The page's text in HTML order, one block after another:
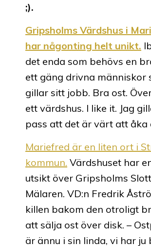
;).
Gripsholms Värdshus i
har någonting helt unikt.
det enda som behövs en
ett gäng drivna människor
gillar sitt jobb. Bra ost.
ett värdshus. I like it. Jag
pass att det är värt att åka
Mariefred är en liten ort i
kommun. Värdshuset har
utsikt över Gripsholms
Mälaren. VD:n Fredrik
killen bakom den otroligt
att sälja ost över disk. –
är ännu i sin linda, vi har ju